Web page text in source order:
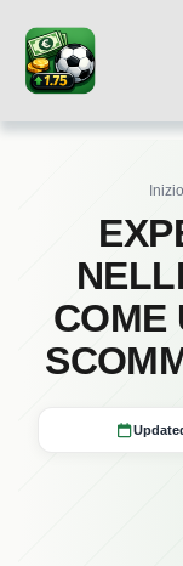
Inizio
COME